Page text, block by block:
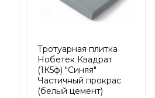
Тротуарная плитка
Нобетек Квадрат
(1К5ф) "Синяя"
Частичный прокрас
(белый цемент)